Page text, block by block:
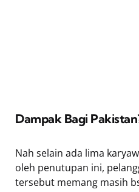
Dampak Bagi
Nah selain ada lima
oleh penutupan ini,
tersebut memang masih